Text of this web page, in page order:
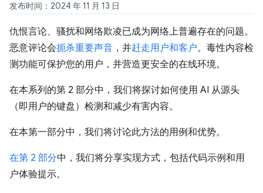
发布时间：2024 年 11 月 13 日
仇恨言论、骚扰和网络欺凌已成为网络上普遍存在的问题。
恶意评论会扼杀重要声音 ，并赶走用户和客户。毒性内容检
测功能可保护您的用户，并营造更安全的在线环境。
在本系列的第 2 部分中，我们将探讨如何使用 AI 从源头
（即用户的键盘）检测和减少有害内容。
在本第一部分中，我们将讨论此方法的用例和优势。
在第 2 部分中，我们将分享实现方式，包括代码示例和用
户体验提示。